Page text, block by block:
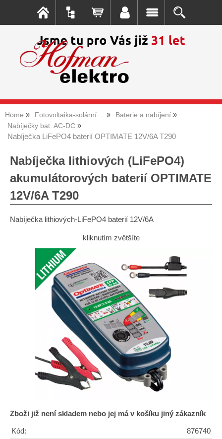
Home Fotovoltaika-solární....
Baterie a nabíjení
Nabíječky bat. AC-DC
Nabíječka LiFePO4 baterií OPTIMATE 12V/6A T290
Nabíječka lithiových (LiFePO4)
akumulátorových baterií OPTIMATE
12V/6A T290
Nabíječka lithiových-LiFePO4 baterií 12V/6A
kliknutím zvětšíte
Zboži již není skladem nebo jej má v košíku jiný zákazník
Kód: 876740